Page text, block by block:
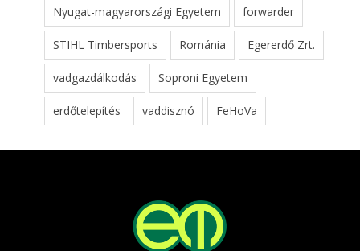
Nyugat-magyarországi Egyetem forwarder
STIHL Timbersports Románia Egererdő Zrt.
vadgazdálkodás Soproni Egyetem
erdőtelepítés vaddisznó FeHoVa